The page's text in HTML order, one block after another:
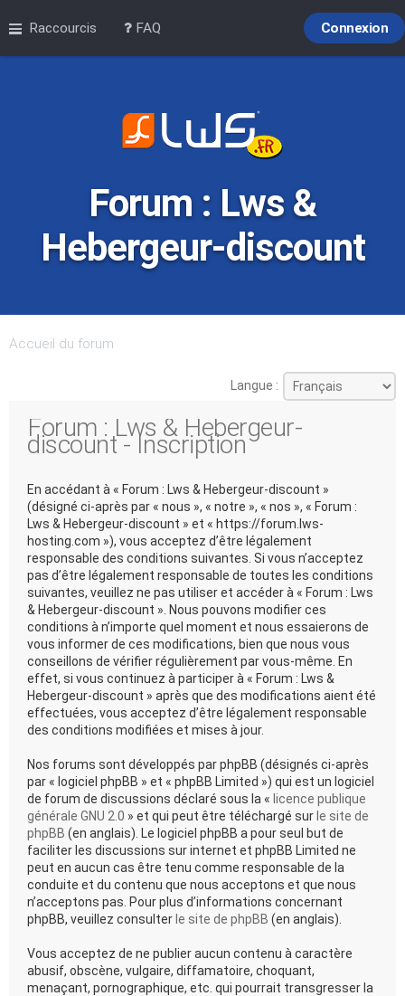
Raccourcis FAQ Connexion
Forum : Lws &
Hebergeur-discount
Accueil du forum
Langue :
Forum : Lws & Hebergeur-
discount - Inscription
En accédant à « Forum : Lws & Hebergeur-discount »
(désigné ci-après par « nous », « notre », « nos », « Forum :
Lws & Hebergeur-discount » et « https://forum.lws-
hosting.com »), vous acceptez d’être légalement
responsable des conditions suivantes. Si vous n’acceptez
pas d’être légalement responsable de toutes les conditions
suivantes, veuillez ne pas utiliser et accéder à « Forum : Lws
& Hebergeur-discount ». Nous pouvons modifier ces
conditions à n’importe quel moment et nous essaierons de
vous informer de ces modifications, bien que nous vous
conseillons de vérifier régulièrement par vous-même. En
effet, si vous continuez à participer à « Forum : Lws &
Hebergeur-discount » après que des modifications aient été
effectuées, vous acceptez d’être légalement responsable
des conditions modifiées et mises à jour.
Nos forums sont développés par phpBB (désignés ci-après
par « logiciel phpBB » et « phpBB Limited ») qui est un logiciel
de forum de discussions déclaré sous la « licence publique
générale GNU 2.0 » et qui peut être téléchargé sur le site de
phpBB (en anglais). Le logiciel phpBB a pour seul but de
faciliter les discussions sur internet et phpBB Limited ne
peut en aucun cas être tenu comme responsable de la
conduite et du contenu que nous acceptons et que nous
n’acceptons pas. Pour plus d’informations concernant
phpBB, veuillez consulter le site de phpBB (en anglais).
Vous acceptez de ne publier aucun contenu à caractère
abusif, obscène, vulgaire, diffamatoire, choquant,
menaçant, pornographique, etc. qui pourrait transgresser la